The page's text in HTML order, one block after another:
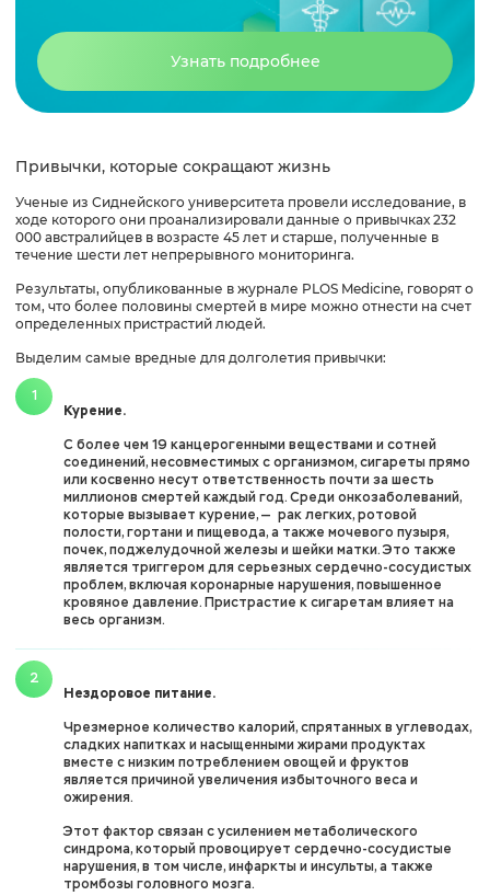
Узнать подробнее
Привычки, которые сокращают жизнь
Ученые из Сиднейского университета провели исследование, в
ходе которого они проанализировали данные о привычках 232
000 австралийцев в возрасте 45 лет и старше, полученные в
течение шести лет непрерывного мониторинга.
Результаты, опубликованные в журнале PLOS Medicine, говорят о
том, что более половины смертей в мире можно отнести на счет
определенных пристрастий людей.
Выделим самые вредные для долголетия привычки:
Курение.
С более чем 19 канцерогенными веществами и сотней
соединений, несовместимых с организмом, сигареты прямо
или косвенно несут ответственность почти за шесть
миллионов смертей каждый год. Среди онкозаболеваний,
которые вызывает курение, — рак легких, ротовой
полости, гортани и пищевода, а также мочевого пузыря,
почек, поджелудочной железы и шейки матки. Это также
является триггером для серьезных сердечно-сосудистых
проблем, включая коронарные нарушения, повышенное
кровяное давление. Пристрастие к сигаретам влияет на
весь организм.
Нездоровое питание.
Чрезмерное количество калорий, спрятанных в углеводах,
сладких напитках и насыщенными жирами продуктах
вместе с низким потреблением овощей и фруктов
является причиной увеличения избыточного веса и
ожирения.
Этот фактор связан с усилением метаболического
синдрома, который провоцирует сердечно-сосудистые
нарушения, в том числе, инфаркты и инсульты, а также
тромбозы головного мозга.